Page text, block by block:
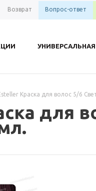
Возврат Вопрос-ответ
Краска для волос 5/6
для